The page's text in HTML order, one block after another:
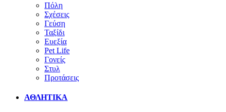
Πόλη
Σχέσεις
Γεύση
Ταξίδι
Ευεξία
Pet Life
Γονείς
Στυλ
Προτάσεις
ΑΘΛΗΤΙΚΑ